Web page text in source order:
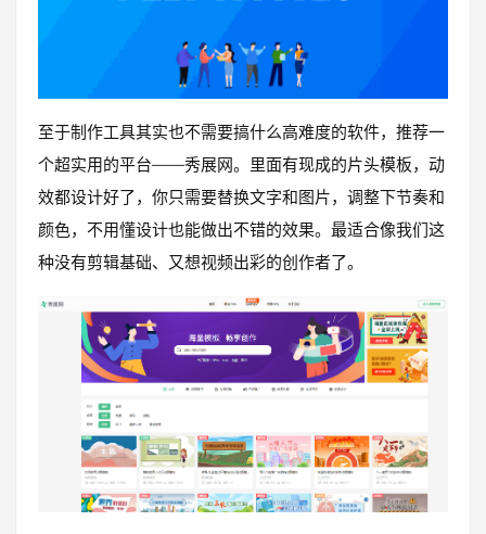
至于制作工具其实也不需要搞什么高难度的软件，推荐一
个超实用的平台——秀展网。里面有现成的片头模板，动
效都设计好了，你只需要替换文字和图片，调整下节奏和
颜色，不用懂设计也能做出不错的效果。最适合像我们这
种没有剪辑基础、又想视频出彩的创作者了。